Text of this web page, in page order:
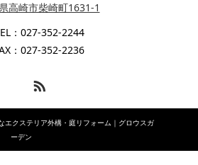
高崎市柴崎町1631-1
：027-352-2244
：027-352-2236
エクステリア外構・庭リフォーム｜グロウスガ
ーデン